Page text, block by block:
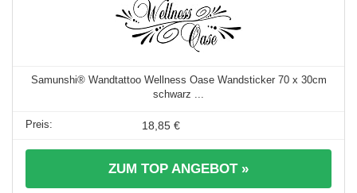
Samunshi® Wandtattoo Wellness Oase Wandsticker 70 x 30cm
schwarz ...
18,85 €
ZUM TOP ANGEBOT »